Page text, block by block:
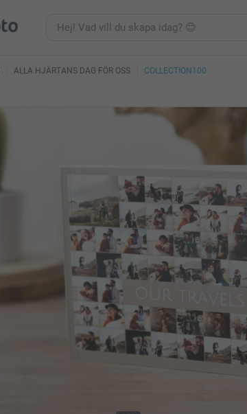
ALLA HJÄRTANS DAG FÖR OSS COLLECTION100